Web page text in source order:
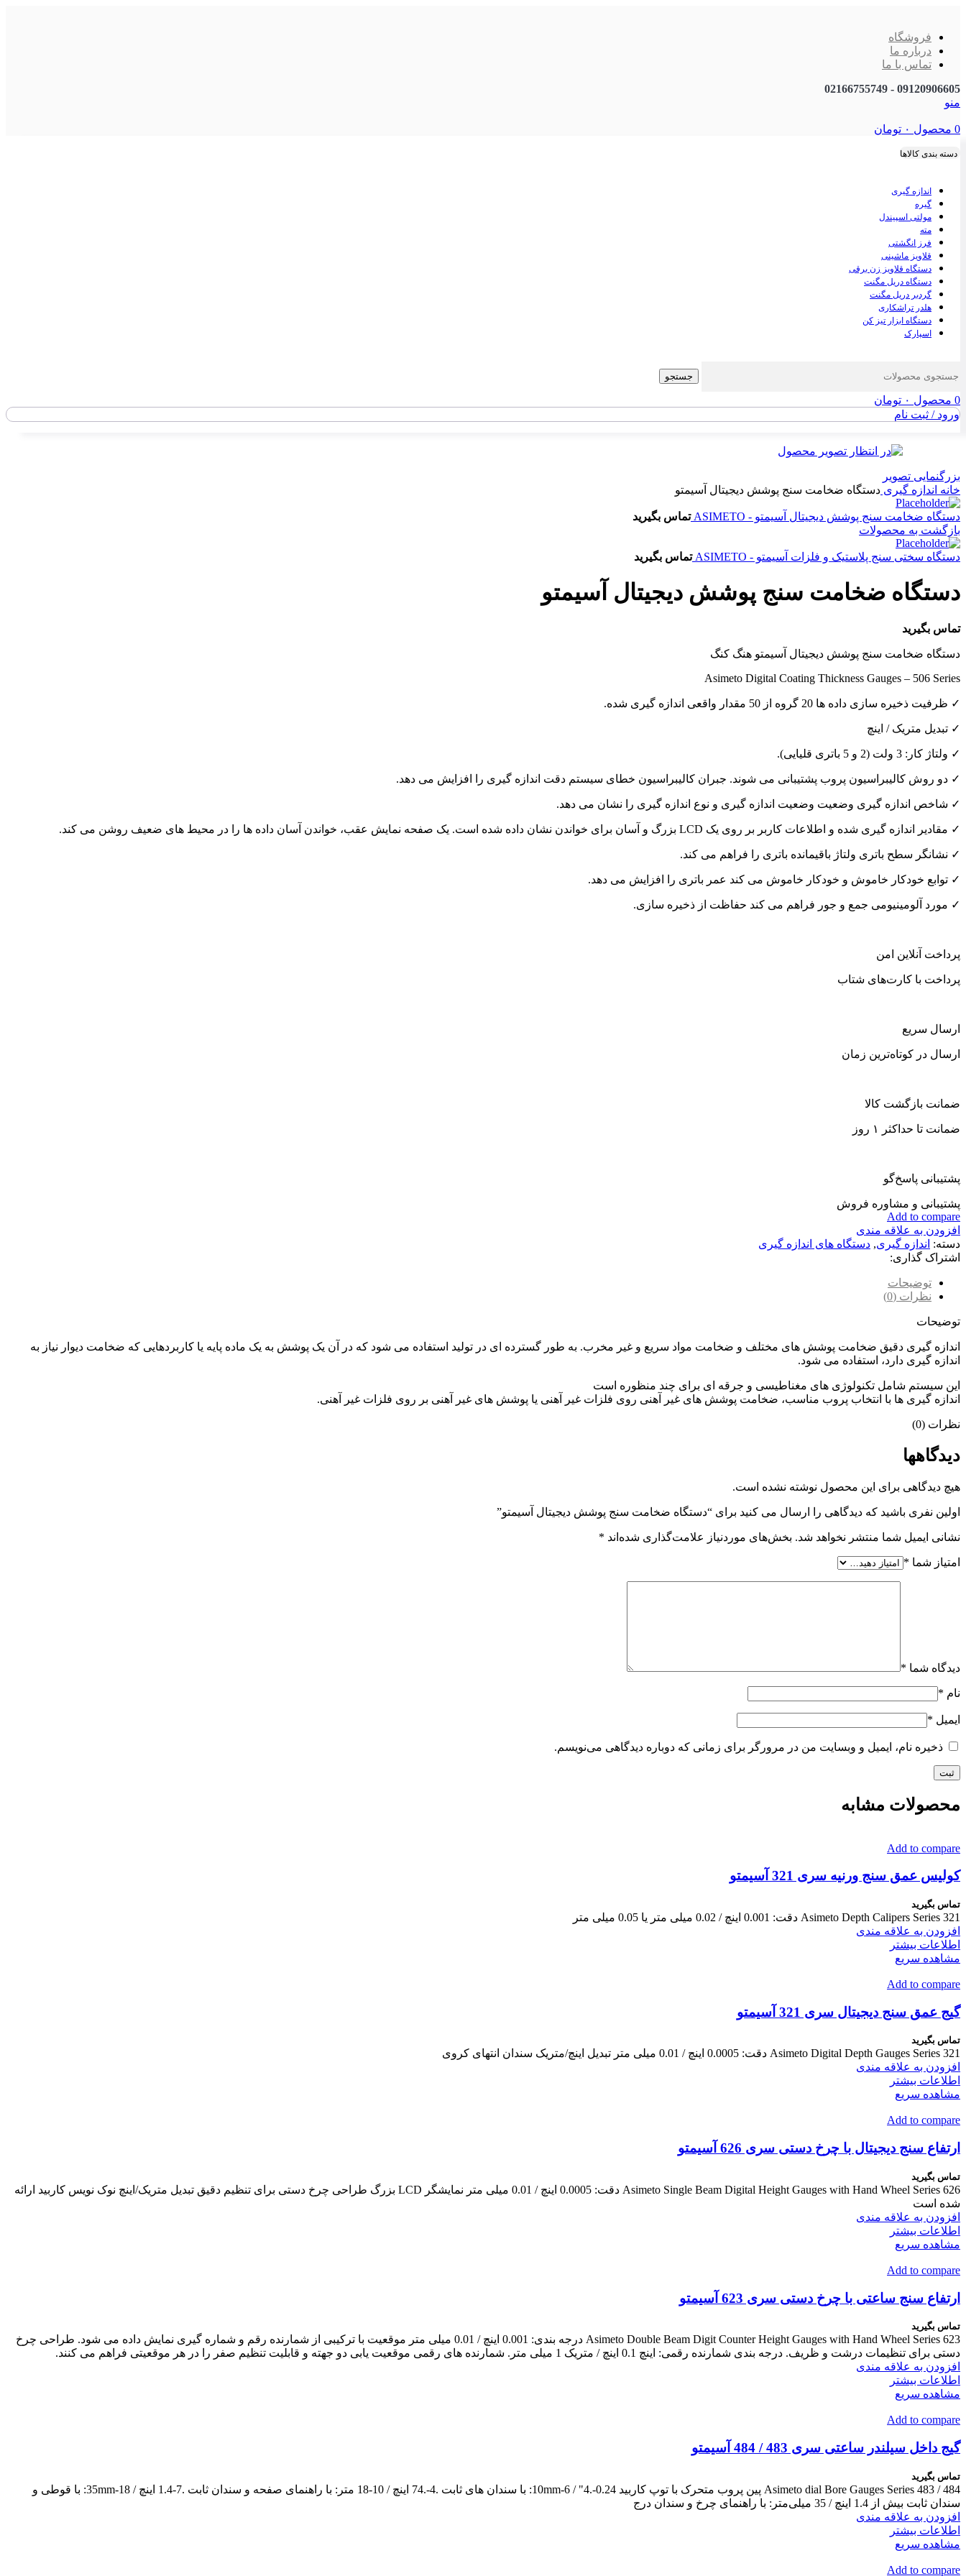
فروشگاه
درباره ما
تماس با ما
09120906605 - 02166755749
منو
0 محصول ۰ تومان
دسته بندی کالاها
اندازه گیری
گیره
مولتی اسپیندل
مته
فرز انگشتی
قلاویز ماشینی
دستگاه قلاویز زن برقی
دستگاه دریل مگنت
گردبر دریل مگنت
هلدر تراشکاری
دستگاه ابزار تیز کن
اسپارک
جستجو
0 محصول ۰ تومان
ورود / ثبت نام
بزرگنمایی تصویر
خانه اندازه گیری دستگاه ضخامت سنج پوشش دیجیتال آسیمتو
دستگاه ضخامت سنج پوشش دیجیتال آسیمتو - ASIMETO
تماس بگیرید
بازگشت به محصولات
دستگاه سختی سنج پلاستیک و فلزات آسیمتو - ASIMETO تماس بگیرید
دستگاه ضخامت سنج پوشش دیجیتال آسیمتو
تماس بگیرید
دستگاه ضخامت سنج پوشش دیجیتال آسیمتو هنگ کنگ
Asimeto Digital Coating Thickness Gauges – 506 Series
✓ ظرفیت ذخیره سازی داده ها 20 گروه از 50 مقدار واقعی اندازه گیری شده.
✓ تبدیل متریک / اینچ
✓ ولتاژ کار: 3 ولت (2 و 5 باتری قلیایی).
✓ دو روش کالیبراسیون پروب پشتیبانی می شوند. جبران کالیبراسیون خطای سیستم دقت اندازه گیری را افزایش می دهد.
✓ شاخص اندازه گیری وضعیت وضعیت اندازه گیری و نوع اندازه گیری را نشان می دهد.
✓ مقادیر اندازه گیری شده و اطلاعات کاربر بر روی یک LCD بزرگ و آسان برای خواندن نشان داده شده است. یک صفحه نمایش عقب، خواندن آسان داده ها را در محیط های ضعیف روشن می کند.
✓ نشانگر سطح باتری ولتاژ باقیمانده باتری را فراهم می کند.
✓ توابع خودکار خاموش و خودکار خاموش می کند عمر باتری را افزایش می دهد.
✓ مورد آلومینیومی جمع و جور فراهم می کند حفاظت از ذخیره سازی.
پرداخت آنلاین امن
پرداخت با کارت‌های شتاب
ارسال سریع
ارسال در کوتاه‌ترین زمان
ضمانت بازگشت کالا
ضمانت تا حداکثر ۱ روز
پشتیبانی پاسخ‌گو
پشتیبانی و مشاوره فروش
Add to compare
افزودن به علاقه مندی
دسته: اندازه گیری, دستگاه های اندازه گیری
اشتراک گذاری:
توضیحات
نظرات (0)
توضیحات
اندازه گیری دقیق ضخامت پوشش های مختلف و ضخامت مواد سریع و غیر مخرب. به طور گسترده ای در تولید استفاده می شود که در آن یک پوشش به یک ماده پایه یا کاربردهایی که ضخامت دیوار نیاز به
اندازه گیری دارد، استفاده می شود.
این سیستم شامل تکنولوژی های مغناطیسی و جرقه ای برای چند منظوره است
اندازه گیری ها با انتخاب پروب مناسب، ضخامت پوشش های غیر آهنی روی فلزات غیر آهنی یا پوشش های غیر آهنی بر روی فلزات غیر آهنی.
نظرات (0)
دیدگاهها
هیچ دیدگاهی برای این محصول نوشته نشده است.
اولین نفری باشید که دیدگاهی را ارسال می کنید برای “دستگاه ضخامت سنج پوشش دیجیتال آسیمتو”
نشانی ایمیل شما منتشر نخواهد شد. بخش‌های موردنیاز علامت‌گذاری شده‌اند *
امتیاز شما *
دیدگاه شما *
نام *
ایمیل *
ذخیره نام، ایمیل و وبسایت من در مرورگر برای زمانی که دوباره دیدگاهی می‌نویسم.
محصولات مشابه
Add to compare
کولیس عمق سنج ورنیه سری 321 آسیمتو
تماس بگیرید
Asimeto Depth Calipers Series 321 دقت: 0.001 اینچ / 0.02 میلی متر یا 0.05 میلی متر
افزودن به علاقه مندی
اطلاعات بیشتر
مشاهده سریع
Add to compare
گیج عمق سنج دیجیتال سری 321 آسیمتو
تماس بگیرید
Asimeto Digital Depth Gauges Series 321 دقت: 0.0005 اینچ / 0.01 میلی متر تبدیل اینچ/متریک سندان انتهای کروی
افزودن به علاقه مندی
اطلاعات بیشتر
مشاهده سریع
Add to compare
ارتفاع سنج دیجیتال با چرخ دستی سری 626 آسیمتو
تماس بگیرید
Asimeto Single Beam Digital Height Gauges with Hand Wheel Series 626 دقت: 0.0005 اینچ / 0.01 میلی متر نمایشگر LCD بزرگ طراحی چرخ دستی برای تنظیم دقیق تبدیل متریک/اینچ نوک نویس کاربید ارائه
شده است
افزودن به علاقه مندی
اطلاعات بیشتر
مشاهده سریع
Add to compare
ارتفاع سنج ساعتی با چرخ دستی سری 623 آسیمتو
تماس بگیرید
Asimeto Double Beam Digit Counter Height Gauges with Hand Wheel Series 623 درجه بندی: 0.001 اینچ / 0.01 میلی متر موقعیت با ترکیبی از شمارنده رقم و شماره گیری نمایش داده می شود. طراحی چرخ
دستی برای تنظیمات درشت و ظریف. درجه بندی شمارنده رقمی: اینچ 0.1 اینچ / متریک 1 میلی متر. شمارنده های رقمی موقعیت یابی دو جهته و قابلیت تنظیم صفر را در هر موقعیتی فراهم می کنند.
افزودن به علاقه مندی
اطلاعات بیشتر
مشاهده سریع
Add to compare
گیج داخل سیلندر ساعتی سری 483 / 484 آسیمتو
تماس بگیرید
Asimeto dial Bore Gauges Series 483 / 484 پین پروب متحرک با توپ کاربید 0.24-.4" / 6-10mm: با سندان های ثابت .4-.74 اینچ / 10-18 متر: با راهنمای صفحه و سندان ثابت .7-1.4 اینچ / 18-35mm: با قوطی و
سندان ثابت بیش از 1.4 اینچ / 35 میلی‌متر: با راهنمای چرخ و سندان درج
افزودن به علاقه مندی
اطلاعات بیشتر
مشاهده سریع
Add to compare